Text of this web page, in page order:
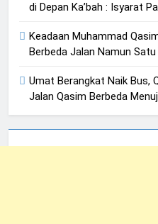
di Depan Ka’bah : Isyarat
Keadaan Muhammad
Berbeda Jalan Namun Satu
Umat Berangkat Naik Bus,
Jalan Qasim Berbeda